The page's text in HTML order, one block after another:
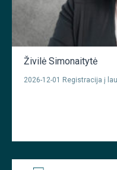
Živilė Simonaitytė
2026-12-01 Registracija į